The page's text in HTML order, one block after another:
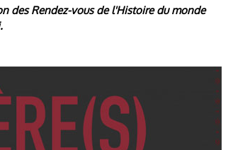
des Rendez-vous de l'Histoire du monde